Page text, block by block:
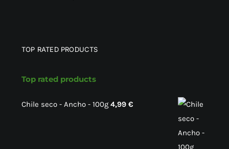
TOP RATED PRODUCTS
Top rated products
Chile seco - Ancho - 100g 4,99 €